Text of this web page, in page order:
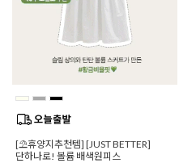
[⛱️휴양지추천템] [JUST BETTER]
단하나로! 볼륨 배색원피스